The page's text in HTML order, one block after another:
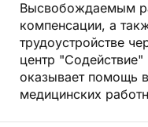
Высвобождаемым
компенсации, а
трудоустройстве
центр
оказывает помощь
медицинских